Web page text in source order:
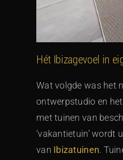
Hét Ibizagevoel in
Wat volgde was het
ontwerpstudio en
met tuinen van
‘vakantietuin’ wordt
van Ibizatuinen.